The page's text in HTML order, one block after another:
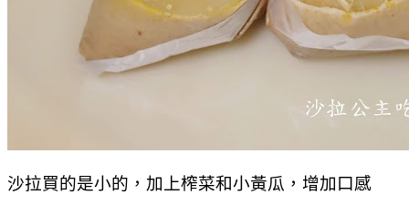
沙拉買的是小的，加上榨菜和小黃瓜，增加口感